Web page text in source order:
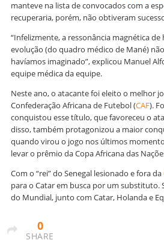
manteve na lista de convocados com a
recuperaria, porém, não obtiveram
“Infelizmente, a ressonância magnética
evolução (do quadro médico de Mané)
havíamos imaginado”, explicou Manuel
equipe médica da equipe.
Neste ano, o atacante foi eleito o melhor
Confederação Africana de Futebol (CAF).
conquistou esse título, que favoreceu o
disso, também protagonizou a maior
quando virou o jogo nos últimos
levar o prêmio da Copa Africana das
Com o “rei” do Senegal lesionado e fora da
para o Catar em busca por um substituto.
do Mundial, junto com Catar, Holanda e
0
SHARE